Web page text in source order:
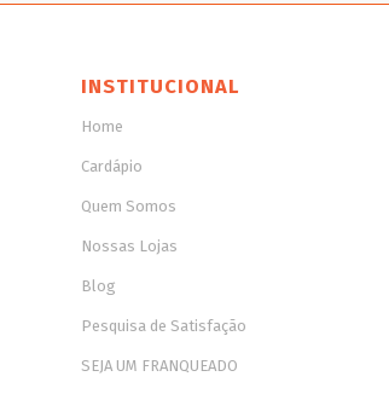
INSTITUCIONAL
Home
Cardápio
Quem Somos
Nossas Lojas
Blog
Pesquisa de Satisfação
SEJA UM FRANQUEADO